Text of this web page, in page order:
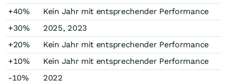
+40%
Kein Jahr mit entsprechender Performance
+30%
2025, 2023
+20%
Kein Jahr mit entsprechender Performance
+10%
Kein Jahr mit entsprechender Performance
-10%
2022